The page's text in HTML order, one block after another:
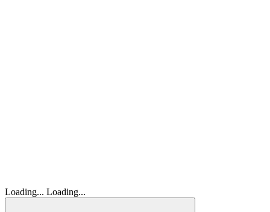
Loading... Loading...